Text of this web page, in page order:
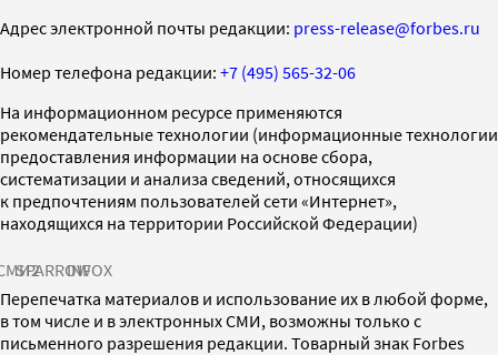
Адрес электронной почты редакции: press-release@forbes.ru
Номер телефона редакции: +7 (495) 565-32-06
На информационном ресурсе применяются
рекомендательные технологии (информационные технологии
предоставления информации на основе сбора,
систематизации и анализа сведений, относящихся
к предпочтениям пользователей сети «Интернет»,
находящихся на территории Российской Федерации)
SPARROWINFOX
Перепечатка материалов и использование их в любой форме,
в том числе и в электронных СМИ, возможны только с
письменного разрешения редакции. Товарный знак Forbes